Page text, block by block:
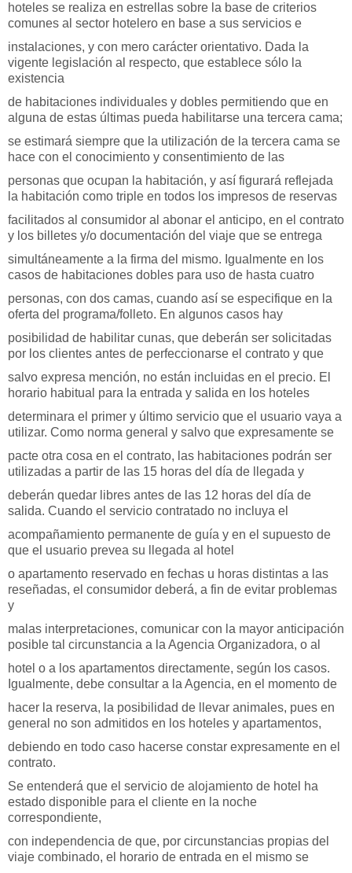
hoteles se realiza en estrellas sobre la base de criterios
comunes al sector hotelero en base a sus servicios e
instalaciones, y con mero carácter orientativo. Dada la
vigente legislación al respecto, que establece sólo la
existencia
de habitaciones individuales y dobles permitiendo que en
alguna de estas últimas pueda habilitarse una tercera cama;
se estimará siempre que la utilización de la tercera cama se
hace con el conocimiento y consentimiento de las
personas que ocupan la habitación, y así figurará reflejada
la habitación como triple en todos los impresos de reservas
facilitados al consumidor al abonar el anticipo, en el contrato
y los billetes y/o documentación del viaje que se entrega
simultáneamente a la firma del mismo. Igualmente en los
casos de habitaciones dobles para uso de hasta cuatro
personas, con dos camas, cuando así se especifique en la
oferta del programa/folleto. En algunos casos hay
posibilidad de habilitar cunas, que deberán ser solicitadas
por los clientes antes de perfeccionarse el contrato y que
salvo expresa mención, no están incluidas en el precio. El
horario habitual para la entrada y salida en los hoteles
determinara el primer y último servicio que el usuario vaya a
utilizar. Como norma general y salvo que expresamente se
pacte otra cosa en el contrato, las habitaciones podrán ser
utilizadas a partir de las 15 horas del día de llegada y
deberán quedar libres antes de las 12 horas del día de
salida. Cuando el servicio contratado no incluya el
acompañamiento permanente de guía y en el supuesto de
que el usuario prevea su llegada al hotel
o apartamento reservado en fechas u horas distintas a las
reseñadas, el consumidor deberá, a fin de evitar problemas
y
malas interpretaciones, comunicar con la mayor anticipación
posible tal circunstancia a la Agencia Organizadora, o al
hotel o a los apartamentos directamente, según los casos.
Igualmente, debe consultar a la Agencia, en el momento de
hacer la reserva, la posibilidad de llevar animales, pues en
general no son admitidos en los hoteles y apartamentos,
debiendo en todo caso hacerse constar expresamente en el
contrato.
Se entenderá que el servicio de alojamiento de hotel ha
estado disponible para el cliente en la noche
correspondiente,
con independencia de que, por circunstancias propias del
viaje combinado, el horario de entrada en el mismo se